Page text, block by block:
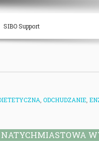
SIBO Support
ODCHUDZANIE,